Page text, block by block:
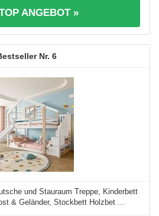
ANGEBOT »
6
und Stauraum Treppe, Kinderbett
& Geländer, Stockbett Holzbet ...